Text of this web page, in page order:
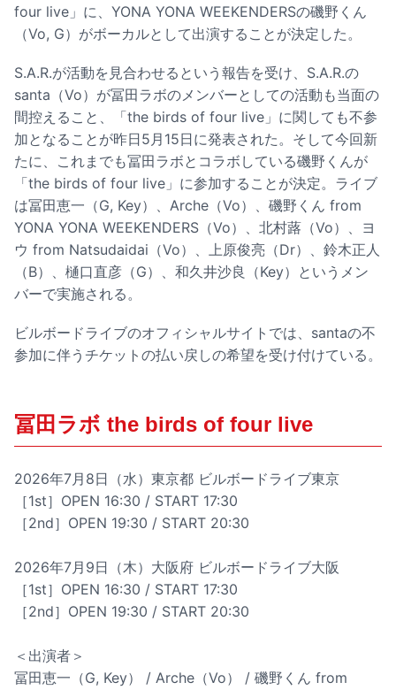
four live」に、YONA YONA WEEKENDERSの磯野くん
（Vo, G）がボーカルとして出演することが決定した。
S.A.R.が活動を見合わせるという報告を受け、S.A.R.の
santa（Vo）が冨田ラボのメンバーとしての活動も当面の
間控えること、「the birds of four live」に関しても不参
加となることが昨日5月15日に発表された。そして今回新
たに、これまでも冨田ラボとコラボしている磯野くんが
「the birds of four live」に参加することが決定。ライブ
は冨田恵一（G, Key）、Arche（Vo）、磯野くん from
YONA YONA WEEKENDERS（Vo）、北村蕗（Vo）、ヨ
ウ from Natsudaidai（Vo）、上原俊亮（Dr）、鈴木正人
（B）、樋口直彦（G）、和久井沙良（Key）というメン
バーで実施される。
ビルボードライブのオフィシャルサイトでは、santaの不
参加に伴うチケットの払い戻しの希望を受け付けている。
冨田ラボ the birds of four live
2026年7月8日（水）東京都 ビルボードライブ東京
［1st］OPEN 16:30 / START 17:30
［2nd］OPEN 19:30 / START 20:30
2026年7月9日（木）大阪府 ビルボードライブ大阪
［1st］OPEN 16:30 / START 17:30
［2nd］OPEN 19:30 / START 20:30
＜出演者＞
冨田恵一（G, Key） / Arche（Vo） / 磯野くん from